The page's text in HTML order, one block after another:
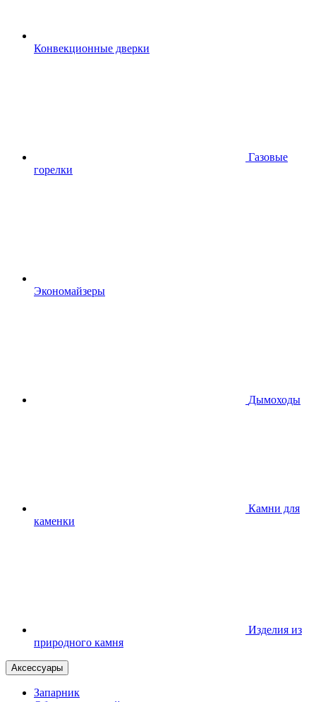
Конвекционные дверки
Газовые
горелки
Экономайзеры
Дымоходы
Камни для
каменки
Изделия из
природного камня
Аксессуары
Запарник